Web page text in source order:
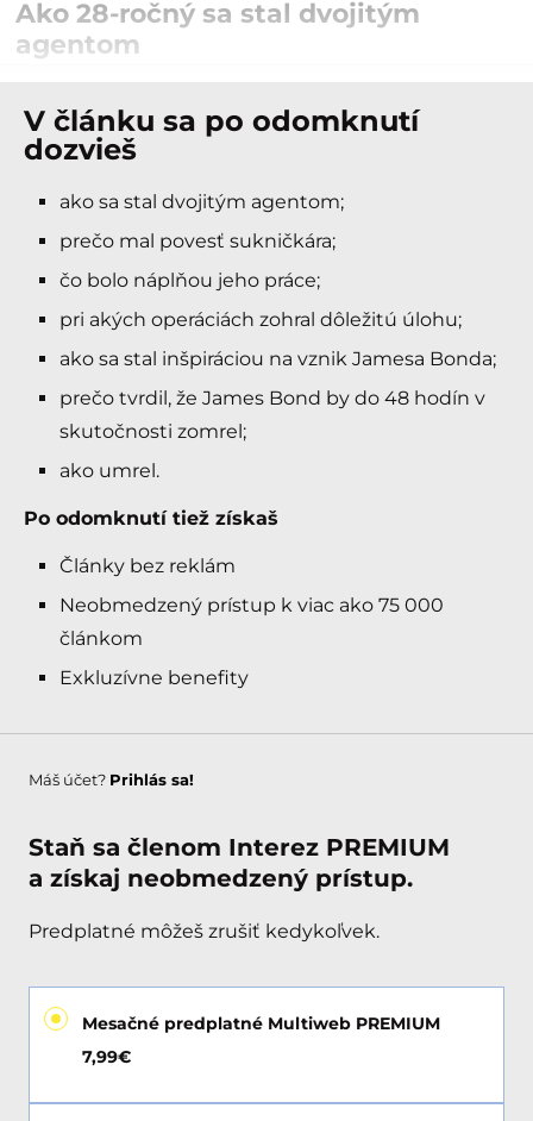
Ako 28-ročný sa stal dvojitým
agentom
V článku sa po odomknutí
dozvieš
ako sa stal dvojitým agentom;
prečo mal povesť sukničkára;
čo bolo náplňou jeho práce;
pri akých operáciách zohral dôležitú úlohu;
ako sa stal inšpiráciou na vznik Jamesa Bonda;
prečo tvrdil, že James Bond by do 48 hodín v
skutočnosti zomrel;
ako umrel.
Po odomknutí tiež získaš
Články bez reklám
Neobmedzený prístup k viac ako 75 000
článkom
Exkluzívne benefity
Máš účet? Prihlás sa!
Staň sa členom Interez PREMIUM
a získaj neobmedzený prístup.
Predplatné môžeš zrušiť kedykoľvek.
Mesačné predplatné Multiweb PREMIUM
7,99€